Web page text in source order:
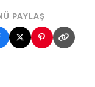
PAYLAŞ